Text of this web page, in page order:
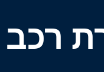
רכב